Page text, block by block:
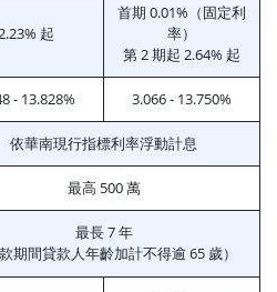
起
首期 0.01%（固定利
率）
第 2 期起 2.64% 起
- 13.828% 3.066 - 13.750%
依華南現行指標利率浮動計息
最高 500 萬
最長 7 年
款期間貸款人年齡加計不得逾 65 歲）